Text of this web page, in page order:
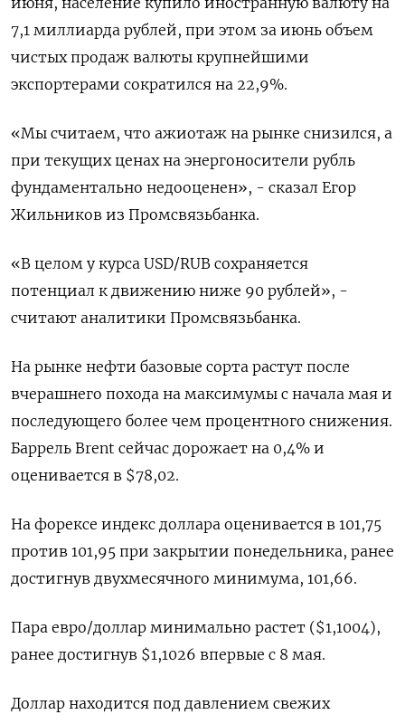
7,1 миллиарда рублей, при этом за июнь объем
чистых продаж валюты крупнейшими
экспортерами сократился на 22,9%.
«Мы считаем, что ажиотаж на рынке снизился, а
при текущих ценах на энергоносители рубль
фундаментально недооценен», - сказал Егор
Жильников из Промсвязьбанка.
«В целом у курса USD/RUB сохраняется
потенциал к движению ниже 90 рублей», -
считают аналитики Промсвязьбанка.
На рынке нефти базовые сорта растут после
вчерашнего похода на максимумы с начала мая и
последующего более чем процентного снижения.
Баррель Brent сейчас дорожает на 0,4% и
оценивается в $78,02.
На форексе индекс доллара оценивается в 101,75
против 101,95 при закрытии понедельника, ранее
достигнув двухмесячного минимума, 101,66.
Пара евро/доллар минимально растет ($1,1004),
ранее достигнув $1,1026 впервые с 8 мая.
Доллар находится под давлением свежих